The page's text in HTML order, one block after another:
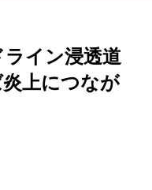
ライン浸透道
上につなが